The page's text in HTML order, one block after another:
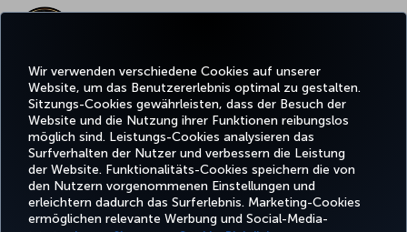
Wir verwenden verschiedene Cookies auf unserer
Website, um das Benutzererlebnis optimal zu gestalten.
Sitzungs-Cookies gewährleisten, dass der Besuch der
Website und die Nutzung ihrer Funktionen reibungslos
möglich sind. Leistungs-Cookies analysieren das
Surfverhalten der Nutzer und verbessern die Leistung
der Website. Funktionalitäts-Cookies speichern die von
den Nutzern vorgenommenen Einstellungen und
erleichtern dadurch das Surferlebnis. Marketing-Cookies
ermöglichen relevante Werbung und Social-Media-
Facebook
TwitterInstagram
YouTubeLinkedIn
TikTokBlog
BUCHEN
UND
VERWALTEN
ERLEBNIS
ANGEBOTE
UND
REISEZIELE
HILFE
TURKISH
AIRLINES
HOLIDAYS